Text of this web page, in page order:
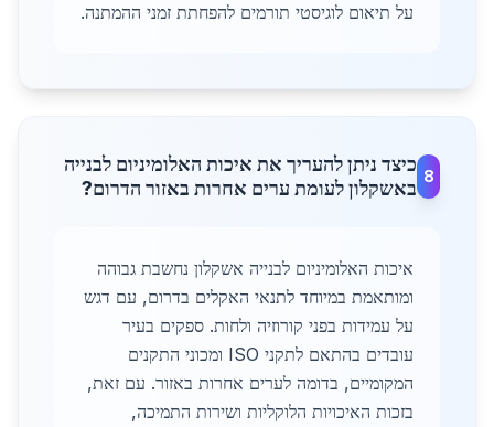
על תיאום לוגיסטי תורמים להפחתת זמני ההמתנה.
8
כיצד ניתן להעריך את איכות האלומיניום לבנייה
באשקלון לעומת ערים אחרות באזור הדרום?
איכות האלומיניום לבנייה אשקלון נחשבת גבוהה
ומותאמת במיוחד לתנאי האקלים בדרום, עם דגש
על עמידות בפני קורוזיה ולחות. ספקים בעיר
עובדים בהתאם לתקני ISO ומכוני התקנים
המקומיים, בדומה לערים אחרות באזור. עם זאת,
בזכות האיכויות הלוקליות ושירות התמיכה,